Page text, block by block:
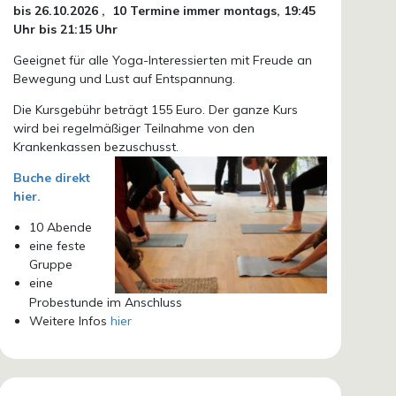
bis 26.10.2026 ,
10 Termine immer montags, 19:45
Uhr bis 21:15 Uhr
Geeignet für alle Yoga-Interessierten mit Freude an
Bewegung und Lust auf Entspannung.
Die Kursgebühr beträgt 155 Euro. Der ganze Kurs
wird bei regelmäßiger Teilnahme von den
Krankenkassen bezuschusst.
Buche direkt
hier.
10 Abende
eine feste
Gruppe
eine
Probestunde im Anschluss
Weitere Infos hier